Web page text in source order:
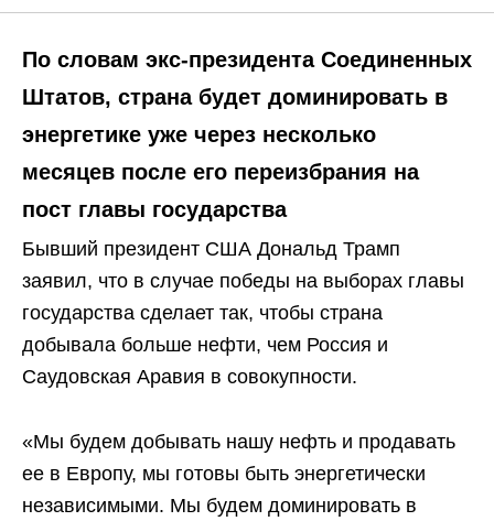
По словам экс-президента Соединенных
Штатов, страна будет доминировать в
энергетике уже через несколько
месяцев после его переизбрания на
пост главы государства
Бывший президент США Дональд Трамп
заявил, что в случае победы на выборах главы
государства сделает так, чтобы страна
добывала больше нефти, чем Россия и
Саудовская Аравия в совокупности.
«Мы будем добывать нашу нефть и продавать
ее в Европу, мы готовы быть энергетически
независимыми. Мы будем доминировать в